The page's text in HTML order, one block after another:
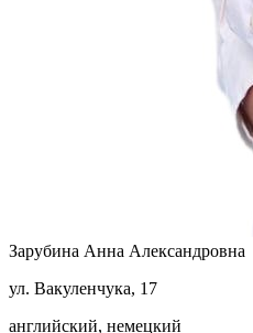
Зарубина Анна Александровна
ул. Вакуленчука, 17
английский, немецкий